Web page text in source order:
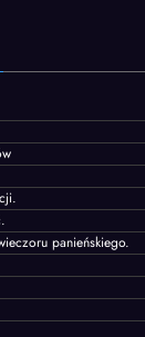
panieńskiego.